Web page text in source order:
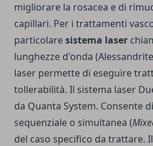
migliorare la rosacea e di
capillari. Per i trattamenti
particolaresistema laser
lunghezze d'onda
laser permette di eseguire
tollerabilità. Il sistema laser
da Quanta System. Consente
sequenziale o simultanea (
del caso specifico da trattare.